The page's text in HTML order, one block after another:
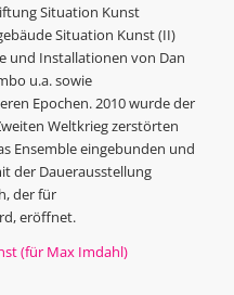
Situation Kunst
Situation Kunst (II)
und Installationen von Dan
u.a. sowie
Epochen. 2010 wurde der
Weltkrieg zerstörten
Ensemble eingebunden und
der Dauerausstellung
der für
eröffnet.
(für Max Imdahl)